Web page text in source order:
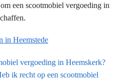
een scootmobiel vergoeding in
in Heemstede
vergoeding in Heemskerk?
ik recht op een scootmobiel